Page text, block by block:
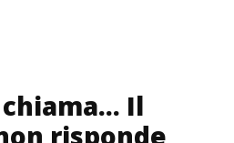
Il
risponde